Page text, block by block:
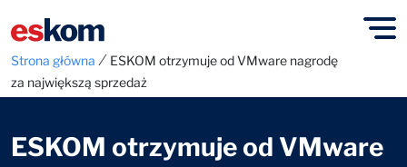
Strona główna ⁄ ESKOM otrzymuje od VMware nagrodę
za największą sprzedaż
ESKOM otrzymuje od VMware